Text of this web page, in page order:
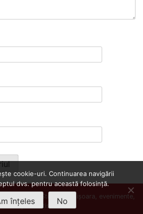
Timișoara
- Știri din Timișoara, evenimente,
cultură și divertisment
cookie-uri. Continuarea navigării
dvs. pentru această folosință.
înțeles No